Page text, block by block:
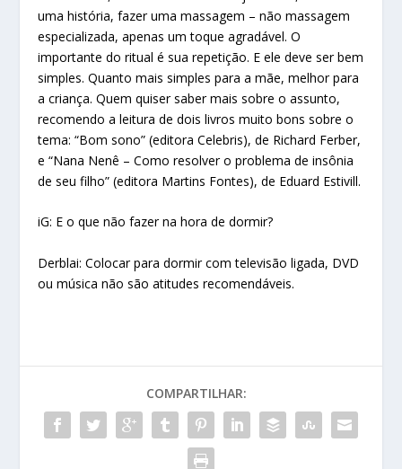
uma história, fazer uma massagem – não massagem
especializada, apenas um toque agradável. O
importante do ritual é sua repetição. E ele deve ser bem
simples. Quanto mais simples para a mãe, melhor para
a criança. Quem quiser saber mais sobre o assunto,
recomendo a leitura de dois livros muito bons sobre o
tema: “Bom sono” (editora Celebris), de Richard Ferber,
e “Nana Nenê – Como resolver o problema de insônia
de seu filho” (editora Martins Fontes), de Eduard Estivill.
iG: E o que não fazer na hora de dormir?
Derblai: Colocar para dormir com televisão ligada, DVD
ou música não são atitudes recomendáveis.
COMPARTILHAR: